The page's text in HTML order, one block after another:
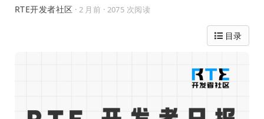
RTE开发者社区 · 2 月前 · 2075 次阅读
目录